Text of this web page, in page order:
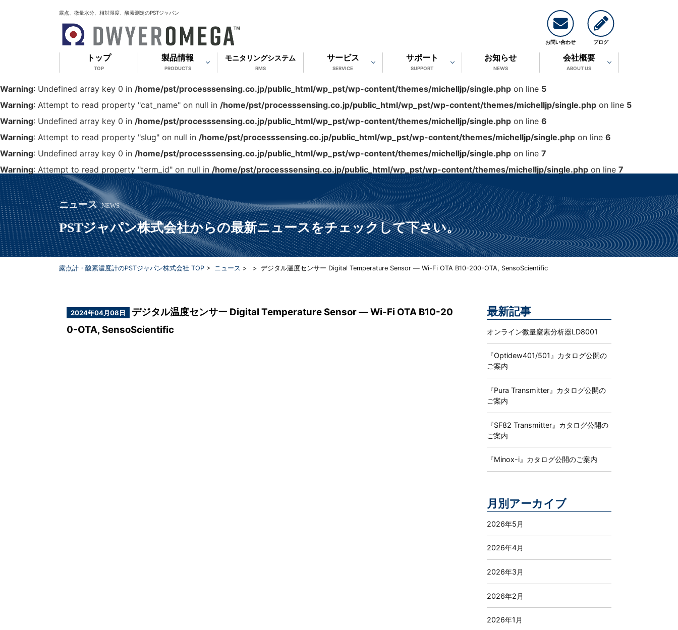
露点、微量水分、相対湿度、酸素測定のPSTジャパン
お問い合わせ ブログ
トップ
TOP
製品情報
PRODUCTS
モニタリングシステム
RMS
サービス
SERVICE
サポート
SUPPORT
お知らせ
NEWS
会社概要
ABOUT US
Warning: Undefined array key 0 in /home/pst/processsensing.co.jp/public_html/wp_pst/wp-content/themes/michelljp/single.php on line 5
Warning: Attempt to read property "cat_name" on null in /home/pst/processsensing.co.jp/public_html/wp_pst/wp-content/themes/michelljp/single.php on line 5
Warning: Undefined array key 0 in /home/pst/processsensing.co.jp/public_html/wp_pst/wp-content/themes/michelljp/single.php on line 6
Warning: Attempt to read property "slug" on null in /home/pst/processsensing.co.jp/public_html/wp_pst/wp-content/themes/michelljp/single.php on line 6
Warning: Undefined array key 0 in /home/pst/processsensing.co.jp/public_html/wp_pst/wp-content/themes/michelljp/single.php on line 7
Warning: Attempt to read property "term_id" on null in /home/pst/processsensing.co.jp/public_html/wp_pst/wp-content/themes/michelljp/single.php on line 7
ニュース NEWS
PSTジャパン株式会社からの最新ニュースをチェックして下さい。
露点計・酸素濃度計のPSTジャパン株式会社 TOP > ニュース > > デジタル温度センサー Digital Temperature Sensor ― Wi-Fi OTA B10-200-OTA, SensoScientific
2024年04月08日
デジタル温度センサー Digital Temperature Sensor ― Wi-Fi OTA B10-20
0-OTA, SensoScientific
最新記事
オンライン微量窒素分析器LD8001
『Optidew401/501』カタログ公開の
ご案内
『Pura Transmitter』カタログ公開の
ご案内
『SF82 Transmitter』カタログ公開の
ご案内
『Minox-i』カタログ公開のご案内
月別アーカイブ
2026年5月
2026年4月
2026年3月
2026年2月
2026年1月